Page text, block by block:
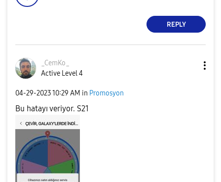
REPLY
_CemKo_
Active Level 4
‎04-29-202310:29 AM in Promosyon
Bu hatayı veriyor. S21